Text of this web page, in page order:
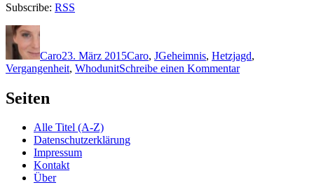
Subscribe: RSS
Autor
Caro23. März 2015Caro, JGeheimnis, Hetzjagd,
Vergangenheit, WhodunitSchreibe einen Kommentarzu
Seiten
Alle Titel (A-Z)
Datenschutzerklärung
Impressum
Kontakt
Über